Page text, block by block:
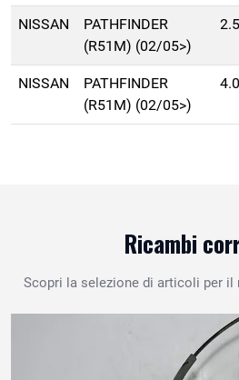
NISSAN
PATHFINDER
(R51M) (02/05>)
NISSAN
PATHFINDER
(R51M) (02/05>)
Ricambi
Scopri la selezione di articoli per